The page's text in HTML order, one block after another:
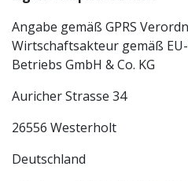
Angabe gemäß GPRS
Wirtschaftsakteur gemäß
Betriebs GmbH & Co. KG
Auricher Strasse 34
26556 Westerholt
Deutschland